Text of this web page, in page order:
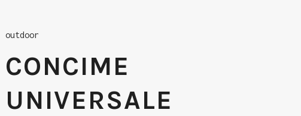
outdoor
CONCIME
UNIVERSALE